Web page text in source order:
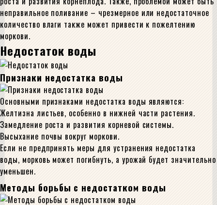
неправильное поливание – чрезмерное или недостаточное
количество влаги также может привести к пожелтению
моркови.
Недостаток воды
Признаки недостатка воды
Основными признаками недостатка воды являются:
Желтизна листьев, особенно в нижней части растения.
Замедление роста и развития корневой системы.
Высыхание почвы вокруг моркови.
Если не предпринять меры для устранения недостатка
воды, морковь может погибнуть, а урожай будет значительно
уменьшен.
Методы борьбы с недостатком воды